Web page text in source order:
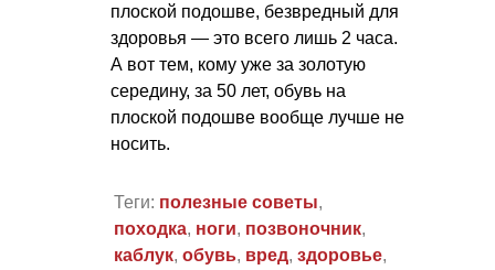
плоской подошве, безвредный для
здоровья — это всего лишь 2 часа.
А вот тем, кому уже за золотую
середину, за 50 лет, обувь на
плоской подошве вообще лучше не
носить.
Теги: полезные советы,
походка, ноги, позвоночник,
каблук, обувь, вред, здоровье,